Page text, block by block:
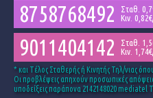
8758768492
Σταθ.
Κιν.
9011404142
Σταθ.
Κιν.
* και Tέλος Σταθερής ή Κινητής Τηλ/νιας
Οι προβλέψεις απηχούν προσωπικές
υποδείξεις παράπονα 2142148020 mediatel